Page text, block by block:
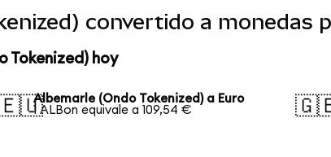
convertido a monedas
Tokenized) hoy
Albemarle (Ondo Tokenized) a Euro
1 ALBon equivale a 109,54 €